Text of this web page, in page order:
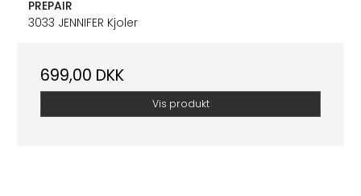
PREPAIR
3033 JENNIFER Kjoler
699,00 DKK
Vis produkt